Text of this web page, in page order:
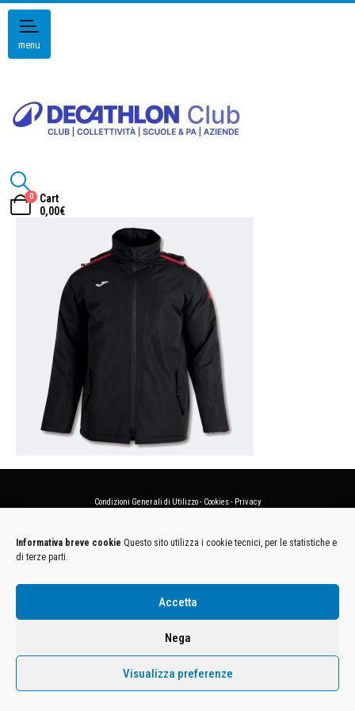
Informativa breve cookie Questo sito utilizza i cookie tecnici, per le statistiche e
di terze parti.
Accetta
Nega
Visualizza preferenze
menu
0
Cart
0,00€
Condizioni Generali di Utilizzo- Cookies- Privacy
Euro 12.500.000 i.v. - C.F. e Iscr. Reg. Imp. Monza e Brianza 02137480964 - R.E.A. MB-1370021 -
P.IVA. 11005760159 - Direzione e coordinamento art. 2497 C.C. DECATHLON SA, Villeneuve